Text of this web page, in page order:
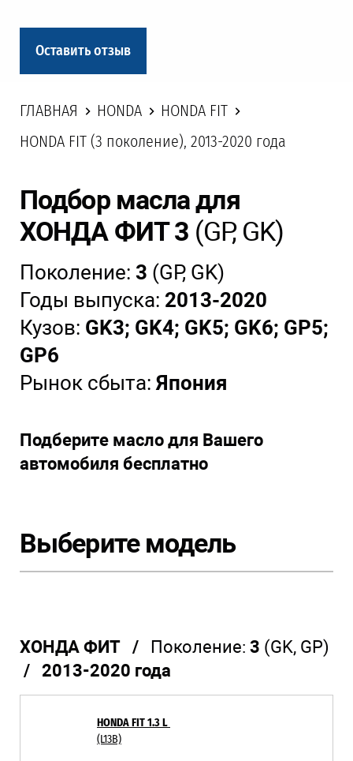
Оставить отзыв
ГЛАВНАЯ HONDA
HONDA FIT
HONDA FIT (3 поколение), 2013-2020 года
Подбор масла для
ХОНДА ФИТ 3 (GP, GK)
Поколение: 3 (GP, GK)
Годы выпуска: 2013-2020
Кузов: GK3; GK4; GK5; GK6; GP5;
GP6
Рынок сбыта: Япония
Подберите масло для Вашего
автомобиля бесплатно
Выберите модель
ХОНДА ФИТ / Поколение: 3 (GK, GP)
/ 2013-2020 года
HONDA FIT 1.3 L
(L13B)